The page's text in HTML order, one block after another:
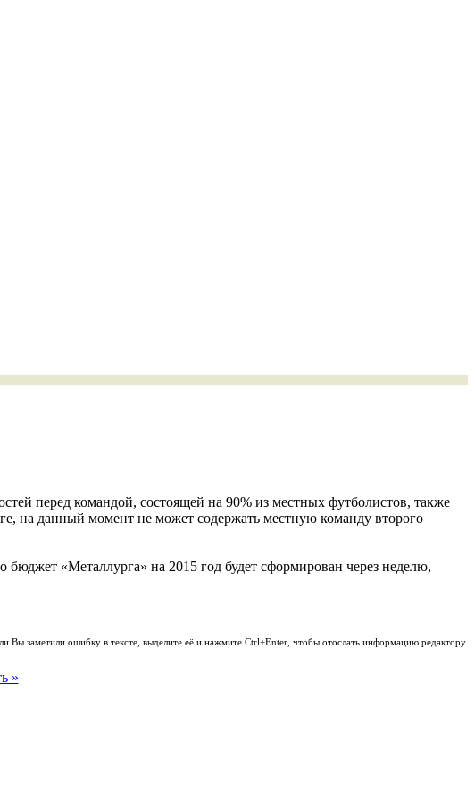
перед командой, состоящей на 90% из местных футболистов, также
на данный момент не может содержать местную команду второго
«Металлурга» на 2015 год будет сформирован через неделю,
Вы заметили ошибку в тексте, выделите её и нажмите Ctrl+Enter, чтобы отослать информацию редактору.
»